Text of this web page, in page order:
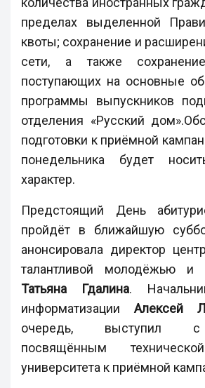
пределах выделенной
квоты; сохранение и
сети, а также сохранение
поступающих на основные
программы выпускников
отделения «Русский
подготовки к приёмной
понедельника будет
характер.
Предстоящий День
пройдёт в ближайшую
анонсировала директор
талантливой молодёжью и
Татьяна Гдалина.
информатизации Алексей
очередь, выступил
посвящённым
университета к приёмной